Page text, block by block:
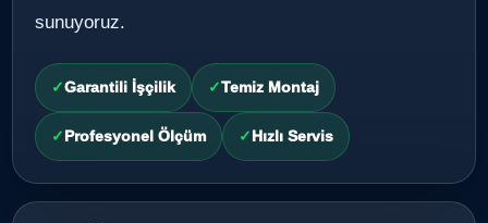
sunuyoruz.
Garantili İşçilik Temiz Montaj
Profesyonel Ölçüm Hızlı Servis